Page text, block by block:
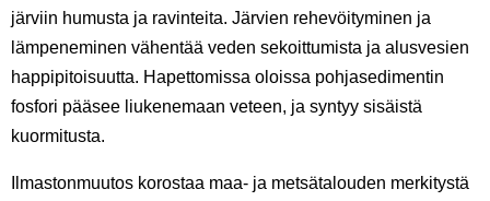
järviin humusta ja ravinteita. Järvien rehevöityminen ja
lämpeneminen vähentää veden sekoittumista ja alusvesien
happipitoisuutta. Hapettomissa oloissa pohjasedimentin
fosfori pääsee liukenemaan veteen, ja syntyy sisäistä
kuormitusta.
Ilmastonmuutos korostaa maa- ja metsätalouden merkitystä